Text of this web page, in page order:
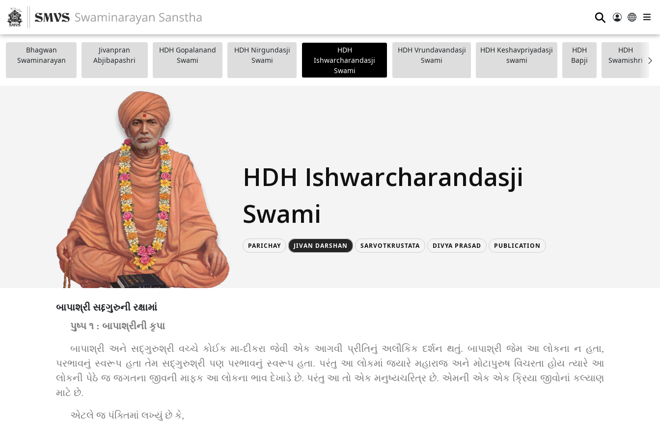
⚲
Bhagwan
Swaminarayan
Jivanpran
Abjibapashri
HDH Gopalanand
Swami
HDH Nirgundasji
Swami
HDH
Ishwarcharandasji
Swami
HDH Vrundavandasji
Swami
HDH Keshavpriyadasji
swami
HDH
Bapji
HDH
Swamishri
HDH Ishwarcharandasji
Swami
PARICHAY JIVAN DARSHAN SARVOTKRUSTATA DIVYA PRASAD PUBLICATION
બાપાશ્રી સદ્દગુરુની રક્ષામાં
પુષ્પ ૧ : બાપાશ્રીની કૃપા
બાપાશ્રી અને સદ્‌ગુરુશ્રી વચ્ચે કોઈક મા-દીકરા જેવી એક આગવી પ્રીતિનું અલૌકિક દર્શન થતું. બાપાશ્રી જેમ આ લોકના ન હતા,
પરભાવનું સ્વરૂપ હતા તેમ સદ્‌ગુરુશ્રી પણ પરભાવનું સ્વરૂપ હતા. પરંતુ આ લોકમાં જ્યારે મહારાજ અને મોટાપુરુષ વિચરતા હોય ત્યારે આ
લોકની પેઠે જ જગતના જીવની માફક આ લોકના ભાવ દેખાડે છે. પરંતુ આ તો એક મનુષ્યચરિત્ર છે. એમની એક એક ક્રિયા જીવોનાં કલ્યાણ
માટે છે.
એટલે જ પંક્તિમાં લખ્યું છે કે,